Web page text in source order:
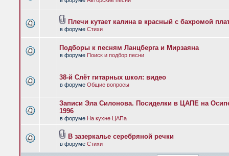
Плечи кутает калина в красный с бахромой
в форуме Стихи
Подборы к песням Ланцберга и Мирзаяна
в форуме Поиск и подбор песни
38-й Слёт гитарных школ: видео
в форуме Общие вопросы
Записи Эла Силонова. Посиделки в ЦАПЕ на
1996
в форуме На кухне ЦАПа
В зазеркалье серебряной речки
в форуме Стихи